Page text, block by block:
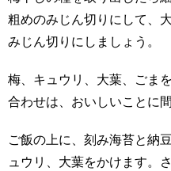
粗めのみじん切りにして、
みじん切りにしましょう。
梅、キュウリ、大葉、ごま
合わせは、おいしいことに
ご飯の上に、刻み海苔と納
ュウリ、大葉をかけます。